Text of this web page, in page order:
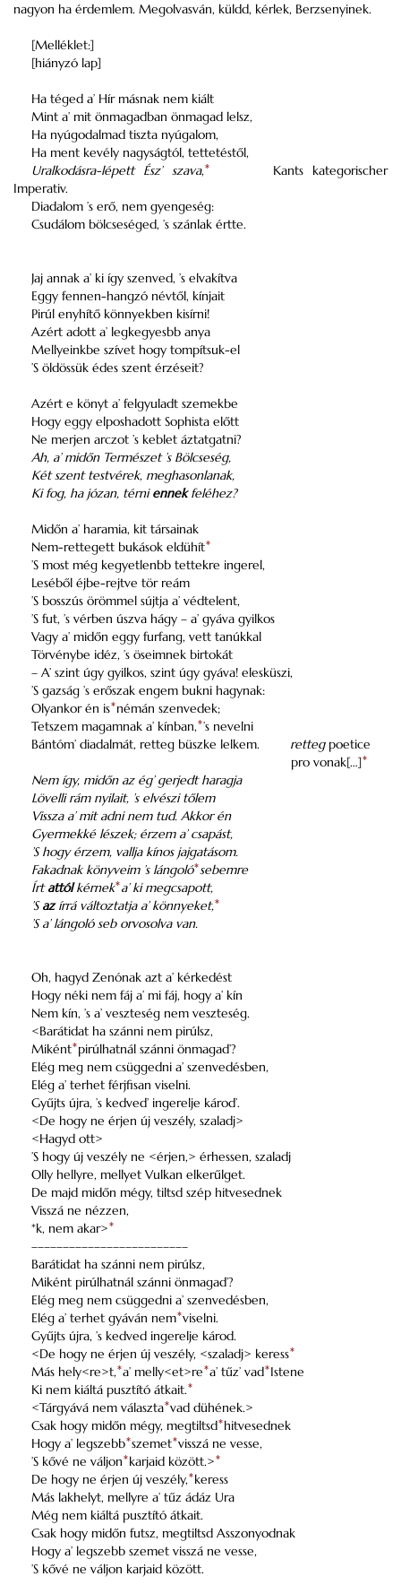
nagyon ha érdemlem. Megolvasván, küldd, kérlek, Berzsenyinek.
[Melléklet:]
[hiányzó lap]
Ha téged a’ Hír másnak nem kiált
Mint a’ mit önmagadban önmagad lelsz,
Ha nyúgodalmad tiszta nyúgalom,
Ha ment kevély nagyságtól, tettetéstől,
Uralkodásra-lépett Ész’ szava,*
Kants kategorischer
Imperativ.
Diadalom ’s erő, nem gyengeség:
Csudálom bölcseséged, ’s szánlak értte.
Jaj annak a’ ki így szenved, ’s elvakítva
Eggy fennen-hangzó névtől, kínjait
Pirúl enyhítő könnyekben kisírni!
Azért adott a’ legkegyesbb anya
Mellyeinkbe szívet hogy tompítsuk-el
’S öldössük édes szent érzéseit?
Azért e könyt a’ felgyuladt szemekbe
Hogy eggy elposhadott Sophista előtt
Ne merjen arczot ’s keblet áztatgatni?
Ah, a’ midőn Természet ’s Bölcseség,
Két szent testvérek, meghasonlanak,
Ki fog, ha józan, térniennekfeléhez?
Midőn a’ haramia, kit társainak
Nem-rettegett bukások eldühít*
’S most még kegyetlenbb tettekre ingerel,
Leséből éjbe-rejtve tör reám
’S bosszús örömmel sújtja a’ védtelent,
’S fut, ’s vérben úszva hágy – a’ gyáva gyilkos
Vagy a’ midőn eggy furfang, vett tanúkkal
Törvénybe idéz, ’s öseimnek birtokát
– A’ szint úgy gyilkos, szint úgy gyáva! elesküszi,
’S gazság ’s erőszak engem bukni hagynak:
Olyankor én is*némán szenvedek;
Tetszem magamnak a’ kínban,*’s nevelni
Bántóm’ diadalmát, retteg büszke lelkem.
rettegpoetice
pro vonak[…]*
Nem így, midőn az ég’ gerjedt haragja
Lövelli rám nyilait, ’s elvészi tőlem
Vissza a’ mit adni nem tud. Akkor én
Gyermekké lészek; érzem a’ csapást,
’S hogy érzem, vallja kínos jajgatásom.
Fakadnak könyveim ’s lángoló*sebemre
Írtattólkérnek*a’ ki megcsapott,
’Sazírrá változtatja a’ könnyeket,*
’S a’ lángoló seb orvosolva van.
Oh, hagyd Zenónak azt a’ kérkedést
Hogy néki nem fáj a’ mi fáj, hogy a’ kín
Nem kín, ’s a’ veszteség nem veszteség.
<Barátidat ha szánni nem pirúlsz,
Miként*pirúlhatnál szánni önmagad’?
Elég meg nem csüggedni a’ szenvedésben,
Elég a’ terhet férjfisan viselni.
Gyűjts újra, ’s kedved’ ingerelje károd’.
<De hogy ne érjen új veszély, szaladj>
<Hagyd ott>
’S hogy új veszély ne <érjen,> érhessen, szaladj
Olly hellyre, mellyet Vulkan elkerűlget.
De majd midőn mégy, tiltsd szép hitvesednek
Visszá ne nézzen,
*k, nem akar>*
–––––––––––––––––––––––––
Barátidat ha szánni nem pirúlsz,
Miként pirúlhatnál szánni önmagad’?
Elég meg nem csüggedni a’ szenvedésben,
Elég a’ terhet gyáván nem*viselni.
Gyűjts újra, ’s kedved ingerelje károd.
<De hogy ne érjen új veszély, <szaladj> keress*
Más hely<re>t,*a’ melly<et>re*a’ tűz’ vad*Istene
Ki nem kiáltá pusztító átkait.*
<Tárgyává nem választa*vad dühének.>
Csak hogy midőn mégy, megtiltsd*hitvesednek
Hogy a’ legszebb*szemet*visszá ne vesse,
’S kővé ne váljon*karjaid között.>*
De hogy ne érjen új veszély,*keress
Más lakhelyt, mellyre a’ tűz ádáz Ura
Még nem kiáltá pusztító átkait.
Csak hogy midőn futsz, megtiltsd Asszonyodnak
Hogy a’ legszebb szemet visszá ne vesse,
’S kővé ne váljon karjaid között.